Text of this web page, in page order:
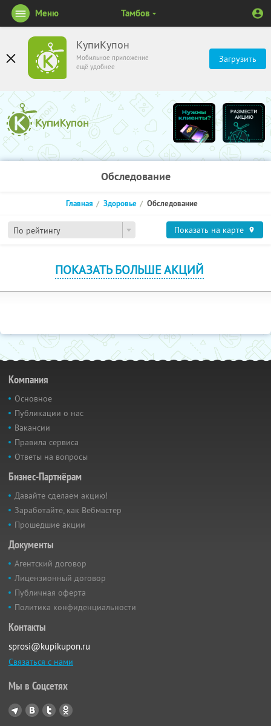
КупиКупон
Мобильное приложение
ещё удобнее
Загрузить
Меню Тамбов
Обследование
По рейтингу
Главная Здоровье Обследование
Показать на карте
ПОКАЗАТЬ БОЛЬШЕ АКЦИЙ
Компания
Основное
Публикации о нас
Вакансии
Правила сервиса
Ответы на вопросы
Бизнес-Партнёрам
Давайте сделаем акцию!
Заработайте, как Вебмастер
Прошедшие акции
Документы
Агентский договор
Лицензионный договор
Публичная оферта
Политика конфиденциальности
Контакты
sprosi@kupikupon.ru
Связаться с нами
Мы в Соцсетях